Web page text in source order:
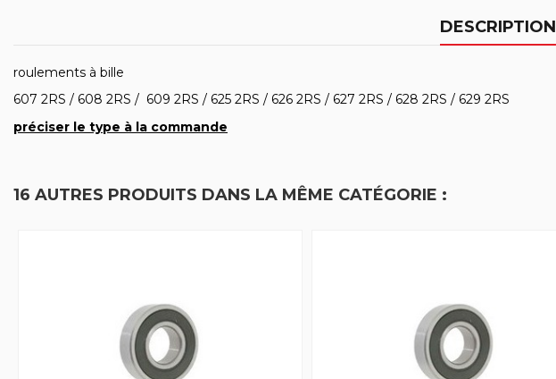
DESCRIPTION
roulements à bille
607 2RS / 608 2RS / 609 2RS / 625 2RS / 626 2RS / 627 2RS / 628 2RS / 629 2RS
préciser le type à la commande
16 AUTRES PRODUITS DANS LA MÊME CATÉGORIE :